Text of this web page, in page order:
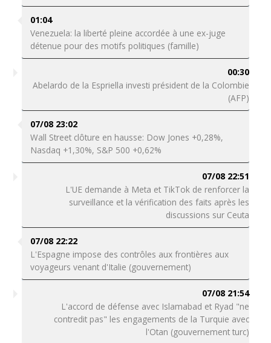
01:04
Venezuela: la liberté pleine accordée à une ex-juge
détenue pour des motifs politiques (famille)
00:30
Abelardo de la Espriella investi président de la Colombie
(AFP)
07/08 23:02
Wall Street clôture en hausse: Dow Jones +0,28%,
Nasdaq +1,30%, S&P 500 +0,62%
07/08 22:51
L'UE demande à Meta et TikTok de renforcer la
surveillance et la vérification des faits après les
discussions sur Ceuta
07/08 22:22
L'Espagne impose des contrôles aux frontières aux
voyageurs venant d'Italie (gouvernement)
07/08 21:54
L'accord de défense avec Islamabad et Ryad "ne
contredit pas" les engagements de la Turquie avec
l'Otan (gouvernement turc)